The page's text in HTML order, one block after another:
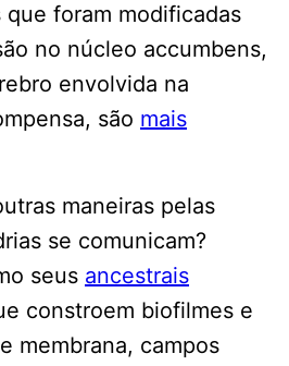
foram modificadas
no núcleo accumbens,
envolvida na
são mais
maneiras pelas
se comunicam?
seus ancestrais
constroem biofilmes e
membrana, campos